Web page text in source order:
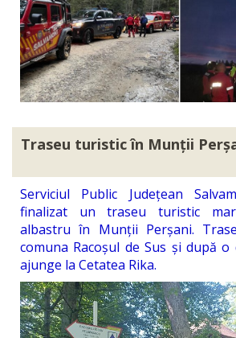
Traseu turistic în Munții
Serviciul Public Județean
finalizat un traseu turistic
albastru în Munții Perșani.
comuna Racoșul de Sus și după
ajunge la Cetatea Rika.